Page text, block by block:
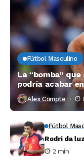
Fútbol Masculino
La “bomba”
podría acabar
Alex Compte
Fútbol
Rodri da
2 min